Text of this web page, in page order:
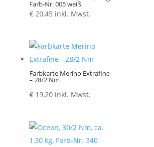
Farb-Nr. 005 weiß
€20,45 inkl. Mwst.
Farbkarte Merino Extrafine
– 28/2 Nm
€19,20 inkl. Mwst.